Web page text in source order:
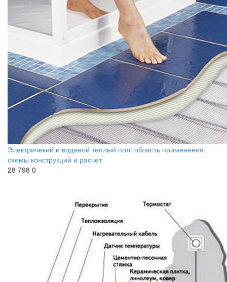
Электричекий и водяной теплый пол: область применения,
схемы конструкций и расчет
28 798 0